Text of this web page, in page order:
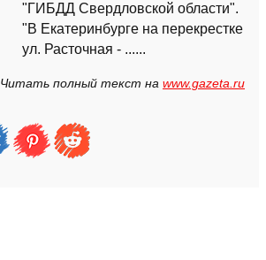
"ГИБДД Свердловской области".
"В Екатеринбурге на перекрестке
ул. Расточная - ......
Читать полный текст на www.gazeta.ru